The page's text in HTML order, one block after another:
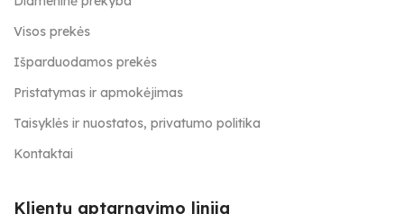
Visos prekės
Išparduodamos prekės
Pristatymas ir apmokėjimas
Taisyklės ir nuostatos, privatumo politika
Kontaktai
Klientų aptarnavimo linija